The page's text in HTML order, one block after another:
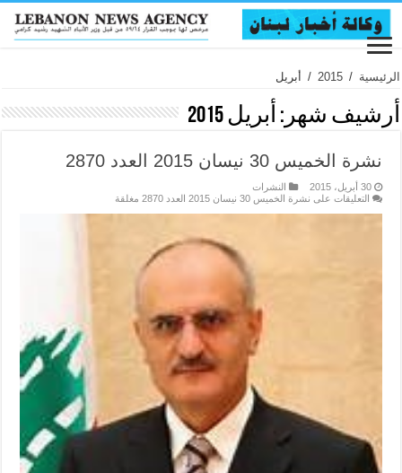
الرئيسية /
2015
/ أبريل
أرشيف شهر: أبريل 2015
نشرة الخميس 30 نيسان 2015 العدد 2870
30 أبريل، 2015
النشرات
التعليقات على نشرة الخميس 30 نيسان 2015 العدد 2870 مغلقة